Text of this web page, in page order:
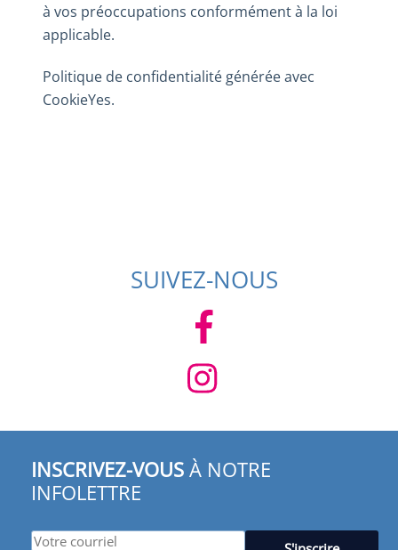
à vos préoccupations conformément à la loi
applicable.
Politique de confidentialité générée avec
CookieYes.
SUIVEZ-NOUS
INSCRIVEZ-VOUS À NOTRE
INFOLETTRE